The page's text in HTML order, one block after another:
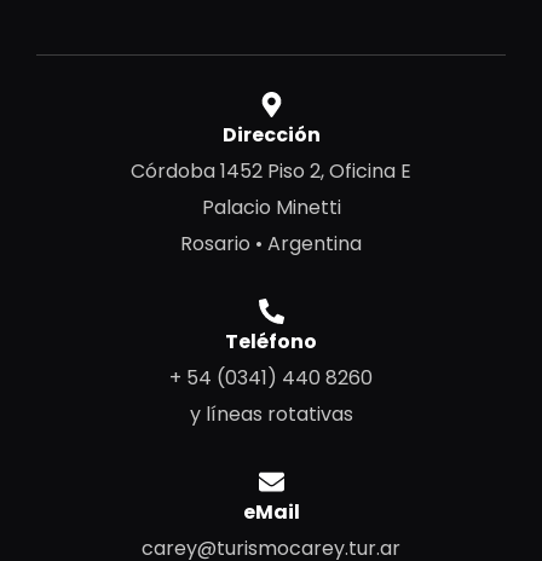
Dirección
Córdoba 1452 Piso 2, Oficina E
Palacio Minetti
Rosario • Argentina
Teléfono
+ 54 (0341) 440 8260
y líneas rotativas
eMail
carey@turismocarey.tur.ar